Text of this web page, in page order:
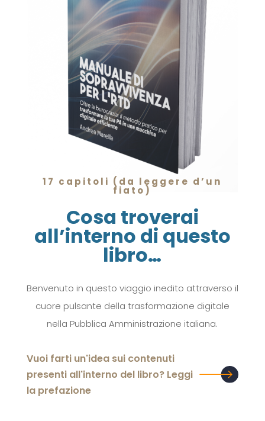
17 capitoli (da leggere d’un
fiato)
Cosa troverai
all’interno di questo
libro…
Benvenuto in questo viaggio inedito attraverso il
cuore pulsante della trasformazione digitale
nella Pubblica Amministrazione italiana.
Vuoi farti un'idea sui contenuti
presenti all'interno del libro? Leggi
la prefazione